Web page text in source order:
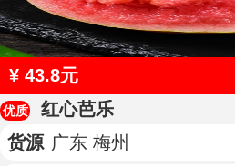
¥ 43.8元
优质
红心芭乐
货源 广东 梅州